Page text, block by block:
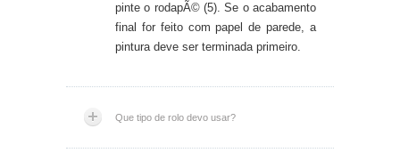
pinte o rodapÃ© (5). Se o acabamento
final for feito com papel de parede, a
pintura deve ser terminada primeiro.
Que tipo de rolo devo usar?